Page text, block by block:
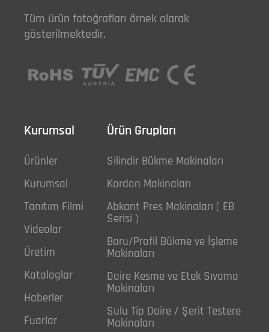
Tüm ürün fotoğrafları örnek olarak
gösterilmektedir.
Kurumsal
Ürünler
Kurumsal
Tanıtım Filmi
Videolar
Üretim
Kataloglar
Haberler
Fuarlar
Ürün Grupları
Silindir Bükme Makinaları
Kordon Makinaları
Abkant Pres Makinaları ( EB
Serisi )
Boru/Profil Bükme ve İşleme
Makinaları
Daire Kesme ve Etek Sıvama
Makinaları
Sulu Tip Daire / Şerit Testere
Makinaları